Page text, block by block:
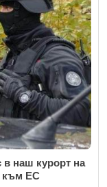
в наш курорт на
към ЕС